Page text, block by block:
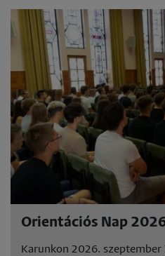
Orientációs Nap
Karunkon 2026.